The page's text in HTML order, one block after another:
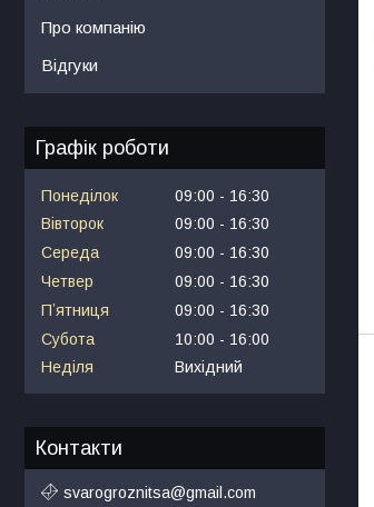
Про компанію
Відгуки
Графік роботи
Понеділок 09:00
16:30
Вівторок
09:00
16:30
Середа
09:00
16:30
Четвер
09:00
16:30
Пʼятниця
09:00
16:30
Субота
10:00
16:00
Неділя
Вихідний
Контакти
svarogroznitsa@gmail.com